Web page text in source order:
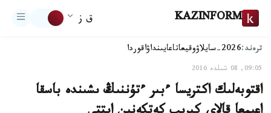
KAZINFORM ق ز
ترەند:2026-سايلاۋ وقيعاتاعايىنداۋاقوردا
09:05, 08 شىلدە 2016
اقتوبەلىك اكتريسا ءبىر ءتۇننىڭ ىشىندە باسقا